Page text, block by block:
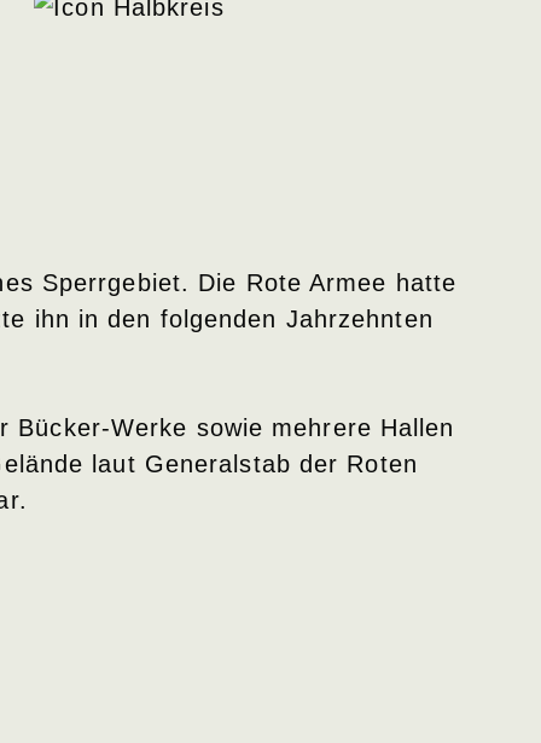
Sperrgebiet. Die Rote Armee hatte
ihn in den folgenden Jahrzehnten
Bücker-Werke sowie mehrere Hallen
laut Generalstab der Roten